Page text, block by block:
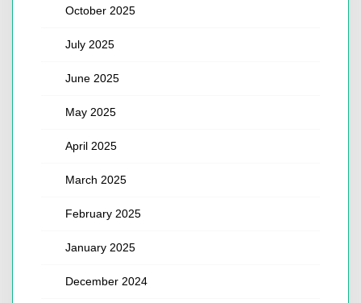
October 2025
July 2025
June 2025
May 2025
April 2025
March 2025
February 2025
January 2025
December 2024